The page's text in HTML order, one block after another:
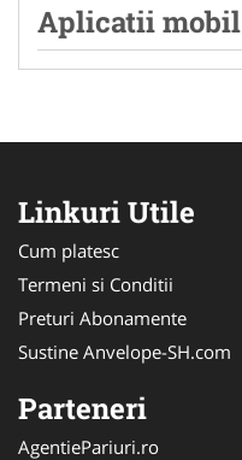
Aplicatii mobil
Linkuri Utile
Cum platesc
Termeni si Conditii
Preturi Abonamente
Sustine Anvelope-SH.com
Parteneri
AgentiePariuri.ro